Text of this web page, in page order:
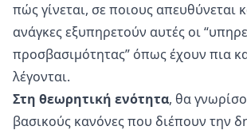
πώς γίνεται, σε ποιους απευθύνεται
ανάγκες εξυπηρετούν αυτές οι
προσβασιμότητας” όπως έχουν πια
λέγονται.
Στη θεωρητική ενότητα, θα
βασικούς κανόνες που διέπουν την